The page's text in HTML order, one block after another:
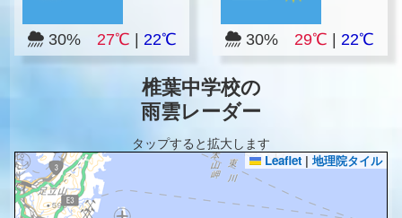
30% 27℃ 22℃ 30%29℃ |22℃
椎葉中学校の
雨雲レーダー
タップすると拡大します
Leaflet | 地理院タイル